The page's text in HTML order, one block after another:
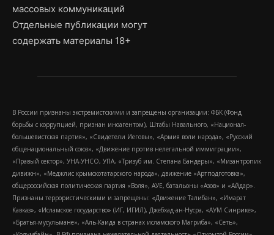
массовых коммуникаций
Отдельные публикации могут
содержать материалы 18+
В России признаны экстремистскими и запрещены организации: ФБК (Фонд
борьбы с коррупцией, признан иноагентом), Штабы Навального, «Национал-
большевистская партия», «Свидетели Иеговы», «Армия воли народа», «Русский
общенациональный союз», «Движение против нелегальной иммиграции»,
«Правый сектор», УНА-УНСО, УПА, «Тризуб им. Степана Бандеры», «Мизантропик
дивижн», «Меджлис крымскотатарского народа», движение «Артподготовка»,
общероссийская политическая партия «Воля», АУЕ, батальоны «Азов» и «Айдар».
Признаны террористическими и запрещены: «Движение Талибан», «Имарат
Кавказ», «Исламское государство» (ИГ, ИГИЛ), Джебхад-ан-Нусра, «АУМ Синрике»,
«Братья-мусульмане», «Аль-Каида в странах исламского Магриба», «Сеть»,